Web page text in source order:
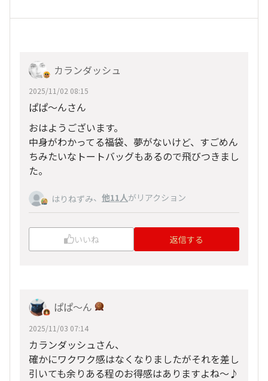
カランダッシュ
2025/11/02 08:15
ぱぱ〜んさん
おはようございます。
中身がわかってる福袋、夢がないけど、すごめん
ちみたいなトートバッグもあるので飛びつきまし
た。
はりねずみ、 他11人がリアクション
いいね 返信する
ぱぱ〜ん
2025/11/03 07:14
カランダッシュさん、
確かにワクワク感はなくなりましたがそれを差し
引いても余りある程のお得感はありますよね～♪